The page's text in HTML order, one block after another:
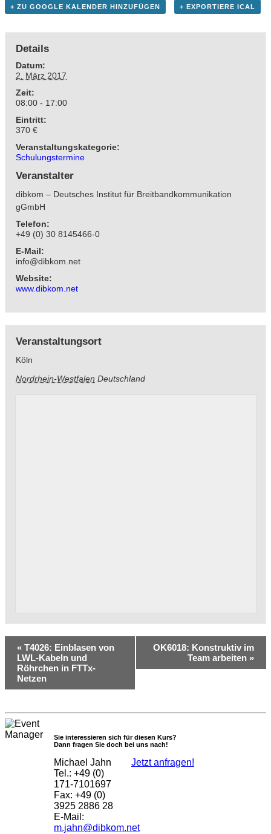
+ ZU GOOGLE KALENDER HINZUFÜGEN + EXPORTIERE ICAL
Details
Datum:
2. März 2017
Zeit:
08:00 - 17:00
Eintritt:
370 €
Veranstaltungskategorie:
Schulungstermine
Veranstalter
dibkom – Deutsches Institut für Breitbandkommunikation
gGmbH
Telefon:
+49 (0) 30 8145466-0
E-Mail:
info@dibkom.net
Website:
www.dibkom.net
Veranstaltungsort
Köln
Nordrhein-Westfalen Deutschland
« T4026: Einblasen von
LWL-Kabeln und
Röhrchen in FTTx-
Netzen
OK6018: Konstruktiv im
Team arbeiten »
Sie interessieren sich für diesen Kurs?
Dann fragen Sie doch bei uns nach!
Michael Jahn
Tel.: +49 (0)
171-7101697
Fax: +49 (0)
3925 2886 28
E-Mail:
m.jahn@dibkom.net
Jetzt anfragen!